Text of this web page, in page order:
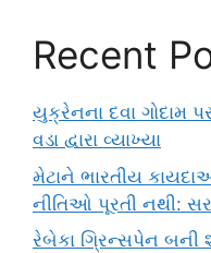
Recent
યુક્રેનના દવા
વડા દ્વારા વ્યાખ્યા
મેટાને ભારતીય
નીતિઓ પૂરતી નથી:
રેબેકા ગ્રિન્સપેન